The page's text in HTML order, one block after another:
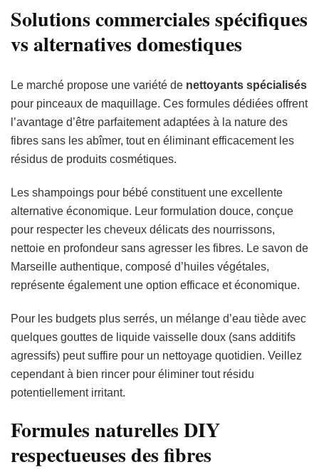
Solutions commerciales spécifiques
vs alternatives domestiques
Le marché propose une variété de nettoyants spécialisés
pour pinceaux de maquillage. Ces formules dédiées offrent
l’avantage d’être parfaitement adaptées à la nature des
fibres sans les abîmer, tout en éliminant efficacement les
résidus de produits cosmétiques.
Les shampoings pour bébé constituent une excellente
alternative économique. Leur formulation douce, conçue
pour respecter les cheveux délicats des nourrissons,
nettoie en profondeur sans agresser les fibres. Le savon de
Marseille authentique, composé d’huiles végétales,
représente également une option efficace et économique.
Pour les budgets plus serrés, un mélange d’eau tiède avec
quelques gouttes de liquide vaisselle doux (sans additifs
agressifs) peut suffire pour un nettoyage quotidien. Veillez
cependant à bien rincer pour éliminer tout résidu
potentiellement irritant.
Formules naturelles DIY
respectueuses des fibres